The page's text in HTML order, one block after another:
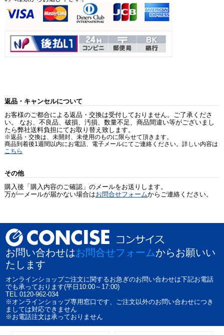
返品・キャンセルについて
お客様のご都合による返品・交換は受付しておりません。ご了承くださ
い。 なお、不良品、破損、汚損、数量不足、商品間違い等がございまし
たら弊社送料負担にてお取り替え致します。
※返品・交換は、未開封、未使用のものに限らせて頂きます。
商品到着後1週間以内にお電話、電子メールにてご連絡ください。詳しい内容は
こちら
その他
購入後「購入内容のご確認」のメールをお送りします。
万が一メールが届かない場合はお問合せフォームからご連絡ください。
お問い合わせはお問合せフォームからお願いい
たします
オンラインショップご注文に関するお急ぎのお問い合わせは下記お電話
でも承っております(平日10:00～17:00)
TEL 0120-962-034
※オンラインショップ専用窓口です、ご注文以外のお問い合わせにつき
ましては対応できません
※お電話注文は承っておりません